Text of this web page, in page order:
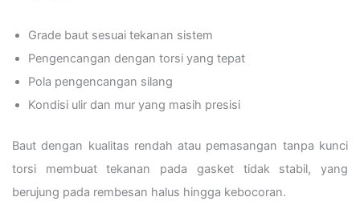
Grade baut sesuai tekanan sistem
Pengencangan dengan torsi yang tepat
Pola pengencangan silang
Kondisi ulir dan mur yang masih presisi
Baut dengan kualitas rendah atau pemasangan tanpa kunci
torsi membuat tekanan pada gasket tidak stabil, yang
berujung pada rembesan halus hingga kebocoran.